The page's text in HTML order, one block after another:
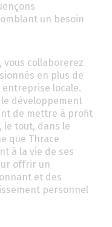
un besoin
vous collaborerez
en plus de
entreprise locale.
développement
de mettre à profit
le tout, dans le
que Thrace
à la vie de ses
offrir un
et des
personnel